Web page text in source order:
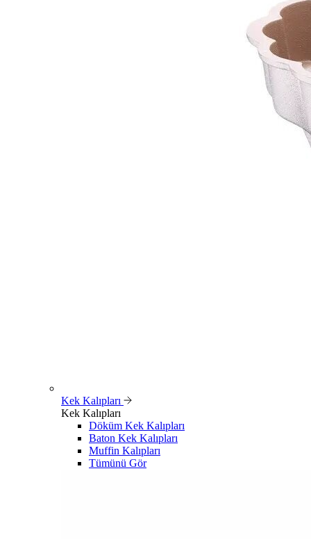
Kek Kalıpları
Kek Kalıpları
Döküm Kek Kalıpları
Baton Kek Kalıpları
Muffin Kalıpları
Tümünü Gör